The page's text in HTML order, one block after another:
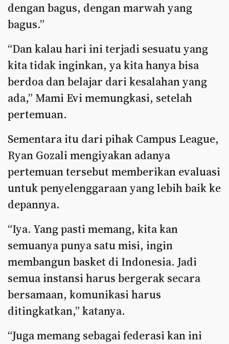
dengan bagus, dengan marwah yang
bagus.”
“Dan kalau hari ini terjadi sesuatu yang
kita tidak inginkan, ya kita hanya bisa
berdoa dan belajar dari kesalahan yang
ada,” Mami Evi memungkasi, setelah
pertemuan.
Sementara itu dari pihak Campus League,
Ryan Gozali mengiyakan adanya
pertemuan tersebut memberikan evaluasi
untuk penyelenggaraan yang lebih baik ke
depannya.
“Iya. Yang pasti memang, kita kan
semuanya punya satu misi, ingin
membangun basket di Indonesia. Jadi
semua instansi harus bergerak secara
bersamaan, komunikasi harus
ditingkatkan,” katanya.
“Juga memang sebagai federasi kan ini